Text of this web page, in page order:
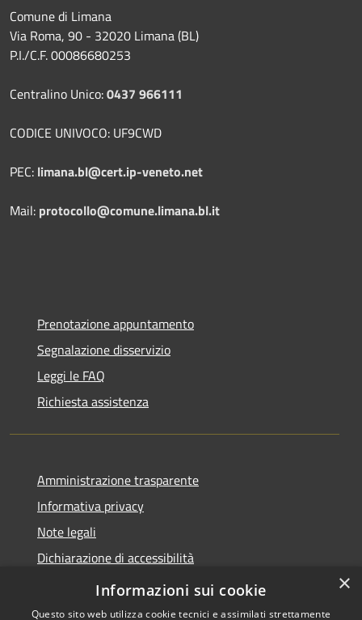
Comune di Limana
Via Roma, 90 - 32020 Limana (BL)
P.I./C.F. 00086680253
Centralino Unico:0437 966111
CODICE UNIVOCO: UF9CWD
PEC: limana.bl@cert.ip-veneto.net
Mail: protocollo@comune.limana.bl.it
Prenotazione appuntamento
Segnalazione disservizio
Leggi le FAQ
Richiesta assistenza
Amministrazione trasparente
Informativa privacy
Note legali
Dichiarazione di accessibilità
Moduli Privacy Amministrazione trasparente
×
Informazioni sui cookie
Questo sito web utilizza cookie tecnici e assimilati strettamente